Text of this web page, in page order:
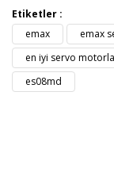
Etiketler :
emax
emax
en iyi servo
es08md